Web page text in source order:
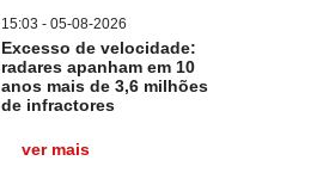
15:03 - 05-08-2026
Excesso de velocidade:
radares apanham em 10
anos mais de 3,6 milhões
de infractores
ver mais